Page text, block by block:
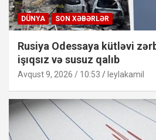
DÜNYA SON XƏBƏRLƏR
Rusiya Odessaya kütləvi
işıqsız və susuz qalıb
Avqust 9, 2026 / 10:53 leylakamil